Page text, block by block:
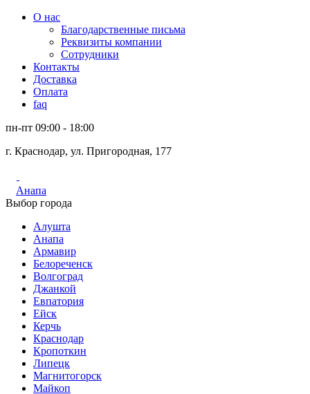
О нас
Благодарственные письма
Реквизиты компании
Сотрудники
Контакты
Доставка
Оплата
faq
пн-пт 09:00 - 18:00
г. Краснодар, ул. Пригородная, 177
Анапа
Выбор города
Алушта
Анапа
Армавир
Белореченск
Волгоград
Джанкой
Евпатория
Ейск
Керчь
Краснодар
Кропоткин
Липецк
Магнитогорск
Майкоп